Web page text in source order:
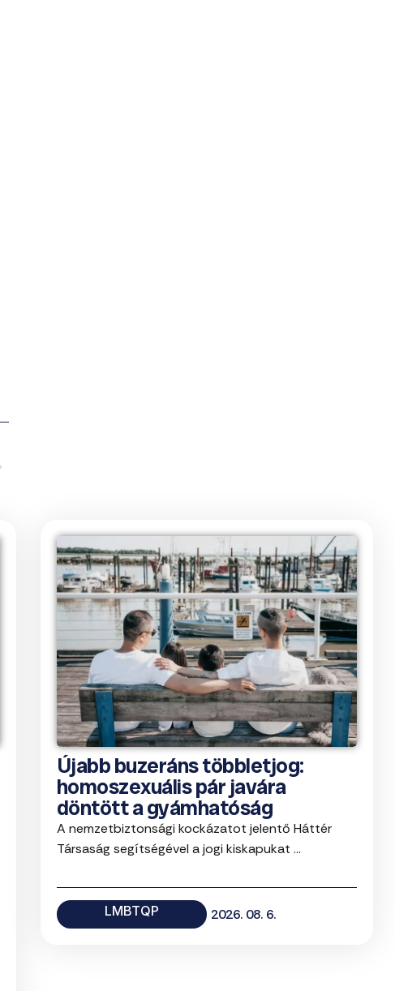
Újabb buzeráns többletjog:
homoszexuális pár javára
döntött a gyámhatóság
A nemzetbiztonsági kockázatot jelentő Háttér
Társaság segítségével a jogi kiskapukat ...
LMBTQP 2026. 08. 6.